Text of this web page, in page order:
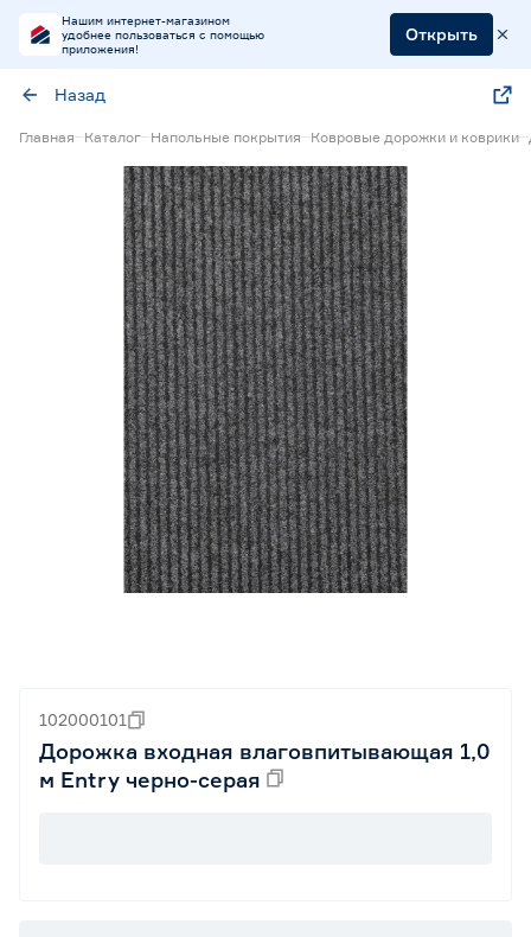
Нашим интернет-магазином
удобнее пользоваться с помощью
приложения!
Открыть
Назад
Главная Каталог Напольные покрытия Ковровые дорожки и коврики
102000101
Дорожка входная влаговпитывающая 1,0
м Entry черно-серая